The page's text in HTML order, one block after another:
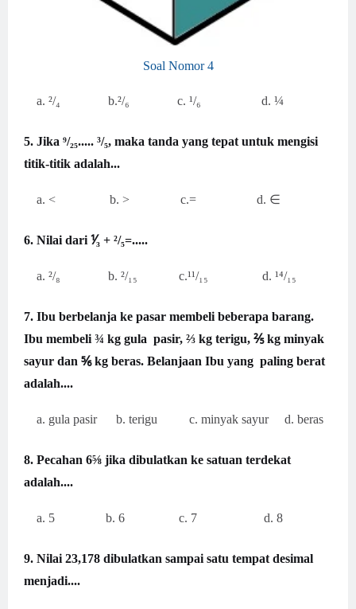
Soal Nomor 4
a. ²/₄ b.²/₆ c. ¹/₆ d. ¼
5. Jika ⁹/₂₅..... ³/₅, maka tanda yang tepat untuk mengisi
titik-titik adalah...
a. < b. > c.= d. ∈
6. Nilai dari ⅟₃ + ²/₅=.....
a. ²/₈ b. ²/₁₅ c.¹¹/₁₅ d. ¹⁴/₁₅
7. Ibu berbelanja ke pasar membeli beberapa barang.
Ibu membeli ¾ kg gula pasir, ⅔ kg terigu, ⅖ kg minyak
sayur dan ⅚ kg beras. Belanjaan Ibu yang paling berat
adalah....
a. gula pasir b. terigu c. minyak sayur d. beras
8. Pecahan 6⅝ jika dibulatkan ke satuan terdekat
adalah....
a. 5 b. 6 c. 7 d. 8
9. Nilai 23,178 dibulatkan sampai satu tempat desimal
menjadi....